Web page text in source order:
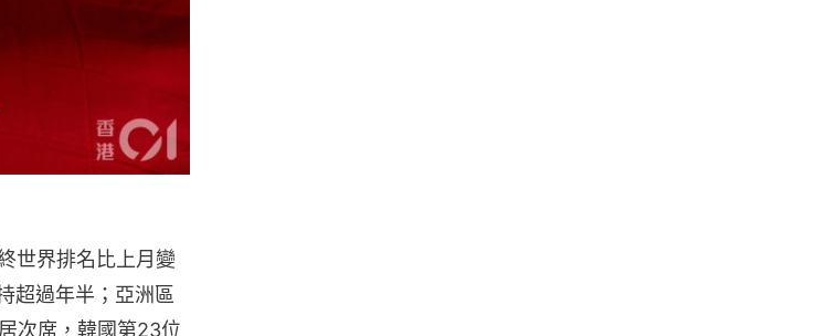
世界排名比上月變
超過年半；亞洲區
次席，韓國第23位